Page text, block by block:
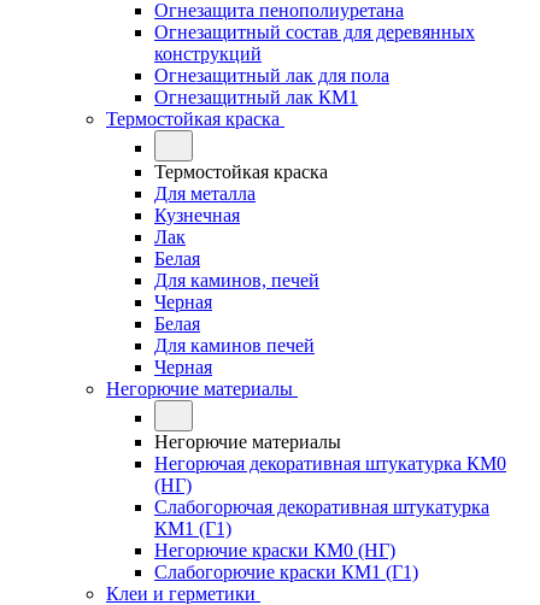
Огнезащита пенополиуретана
Огнезащитный состав для деревянных
конструкций
Огнезащитный лак для пола
Огнезащитный лак КМ1
Термостойкая краска
Термостойкая краска
Для металла
Кузнечная
Лак
Белая
Для каминов, печей
Черная
Белая
Для каминов печей
Черная
Негорючие материалы
Негорючие материалы
Негорючая декоративная штукатурка КМ0
(НГ)
Слабогорючая декоративная штукатурка
КМ1 (Г1)
Негорючие краски КМ0 (НГ)
Слабогорючие краски КМ1 (Г1)
Клеи и герметики